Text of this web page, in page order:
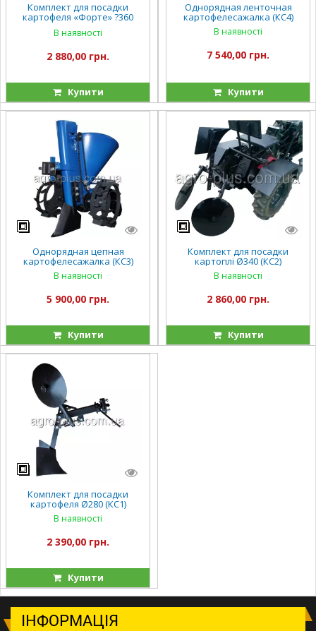
Комплект для посадки
картофеля «Форте» ?360
(Zirka-61) (КС7)
В наявності
2 880,00 грн.
Купити
Однорядная ленточная
картофелесажалка (КС4)
В наявності
7 540,00 грн.
Купити
Однорядная цепная
картофелесажалка (КС3)
В наявності
5 900,00 грн.
Купити
Комплект для посадки
картоплі Ø340 (КС2)
В наявності
2 860,00 грн.
Купити
Комплект для посадки
картофеля Ø280 (КС1)
В наявності
2 390,00 грн.
Купити
ІНФОРМАЦІЯ